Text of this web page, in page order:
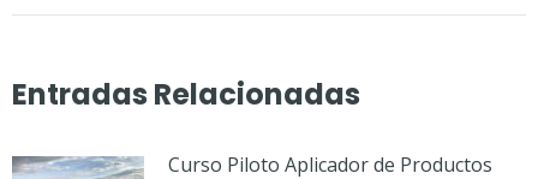
Entradas Relacionadas
Curso Piloto Aplicador de Productos